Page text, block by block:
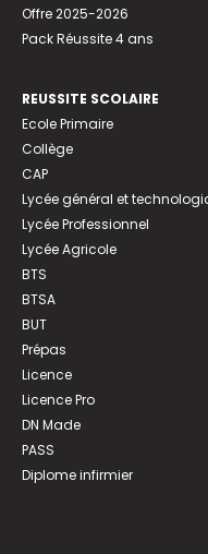
Offre 2025-2026
Pack Réussite 4 ans
REUSSITE SCOLAIRE
Ecole Primaire
Collège
CAP
Lycée général et
Lycée Professionnel
Lycée Agricole
BTS
BTSA
BUT
Prépas
Licence
Licence Pro
DN Made
PASS
Diplome infirmier